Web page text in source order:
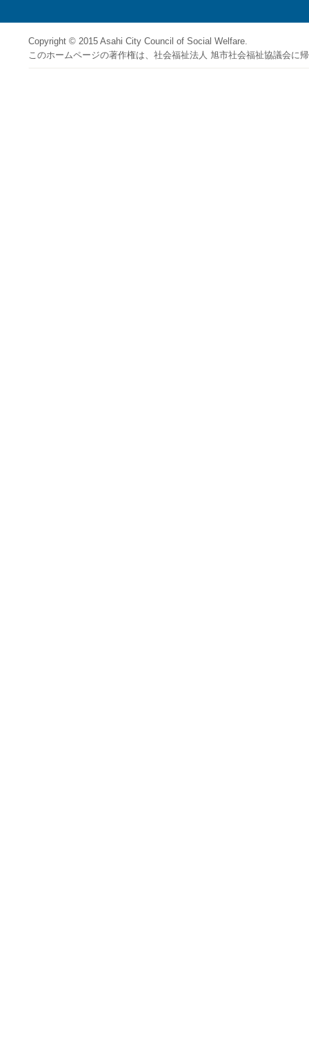
Copyright © 2015 Asahi City Council of Social Welfare.
このホームページの著作権は、社会福祉法人 旭市社会福祉協議会に